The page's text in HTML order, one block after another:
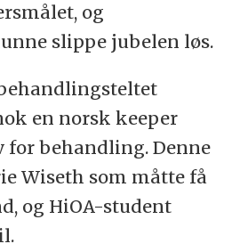
og
slippe jubelen løs.
en norsk keeper
for behandling. Denne
Wiseth som måtte få
og HiOA-student